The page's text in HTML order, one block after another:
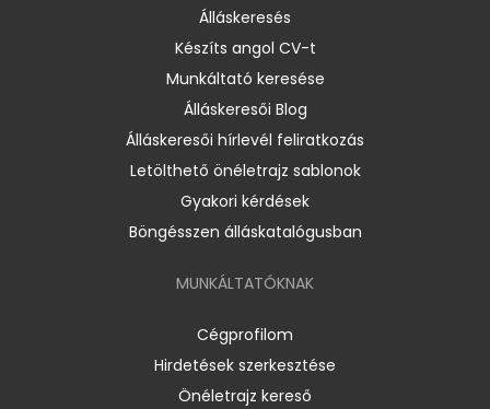
Álláskeresés
Készíts angol CV-t
Munkáltató keresése
Álláskeresői Blog
Álláskeresői hírlevél feliratkozás
Letölthető önéletrajz sablonok
Gyakori kérdések
Böngésszen álláskatalógusban
MUNKÁLTATÓKNAK
Cégprofilom
Hirdetések szerkesztése
Önéletrajz kereső